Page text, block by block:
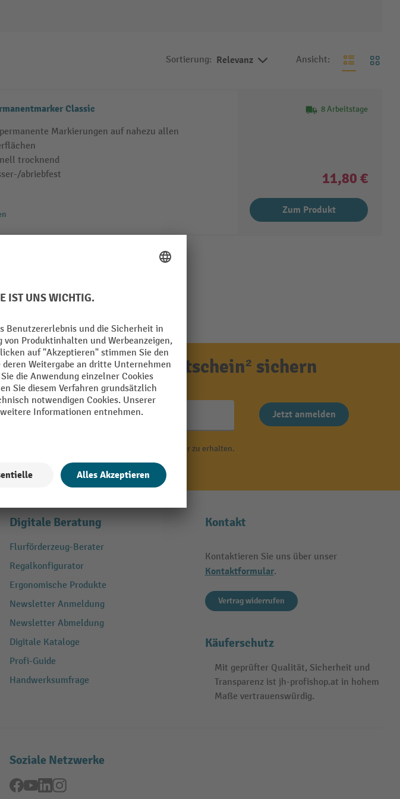
Sortierung: Relevanz Ansicht:
Classic
Markierungen auf nahezu allen
trocknend
abriebfest
8 Arbeitstage
11,80 €
Zum Produkt
% Willkommensgutschein² sichern
E-Mail Jetzt anmelden
Jungheinrich PROFISHOP in Form von Newsletter zu erhalten.
beim Newsletter finden Siehier.
Digitale Beratung
Flurförderzeug-Berater
Regalkonfigurator
Ergonomische Produkte
Newsletter Anmeldung
Newsletter Abmeldung
Digitale Kataloge
Profi-Guide
Handwerksumfrage
Kontakt
Kontaktieren Sie uns über unser
Kontaktformular.
Vertrag widerrufen
Käuferschutz
Mit geprüfter Qualität, Sicherheit und
Transparenz ist jh-profishop.at in hohem
Maße vertrauenswürdig.
Soziale Netzwerke
Facebook
YouTubeLinkedInInstagram